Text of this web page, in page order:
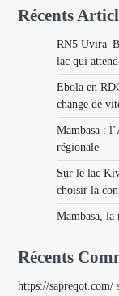
Récents
RN5
lac qui
Ebola en
change de
Mambasa :
régionale
Sur le lac
choisir la
Mambasa, la
Récents
https://sapreqot.com/